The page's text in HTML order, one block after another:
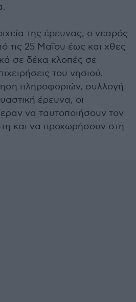
της έρευνας, ο νεαρός
τις 25 Μαΐου έως και χθες
σε δέκα κλοπές σε
του νησιού.
πληροφοριών, συλλογή
έρευνα, οι
να ταυτοποιήσουν τον
και να προχωρήσουν στη